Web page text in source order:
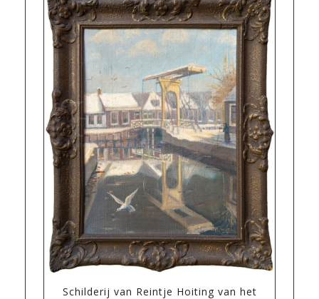
Schilderij van Reintje Hoiting van het